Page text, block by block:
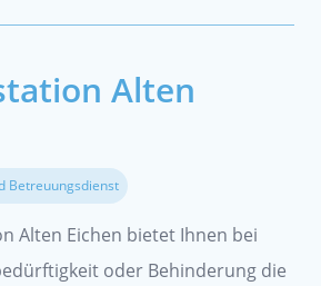
Alten
Betreuungsdienst
Alten Eichen bietet Ihnen bei
oder Behinderung die